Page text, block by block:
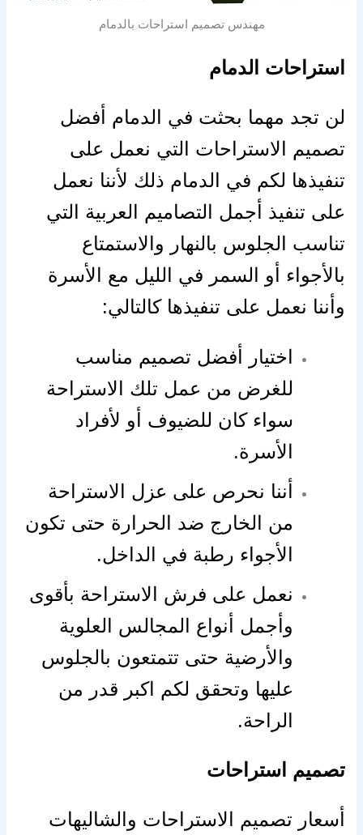
مهندس تصميم استراحات بالدمام
استراحات الدمام
لن تجد مهما بحثت في الدمام أفضل
تصميم الاستراحات التي نعمل على
تنفيذها لكم في الدمام ذلك لأننا نعمل
على تنفيذ أجمل التصاميم العربية التي
تناسب الجلوس بالنهار والاستمتاع
بالأجواء أو السمر في الليل مع الأسرة
وأننا نعمل على تنفيذها كالتالي:
اختيار أفضل تصميم مناسب
للغرض من عمل تلك الاستراحة
سواء كان للضيوف أو لأفراد
الأسرة.
أننا نحرص على عزل الاستراحة
من الخارج ضد الحرارة حتى تكون
الأجواء رطبة في الداخل.
نعمل على فرش الاستراحة بأقوى
وأجمل أنواع المجالس العلوية
والأرضية حتى تتمتعون بالجلوس
عليها وتحقق لكم اكبر قدر من
الراحة.
تصميم استراحات
أسعار تصميم الاستراحات والشاليهات